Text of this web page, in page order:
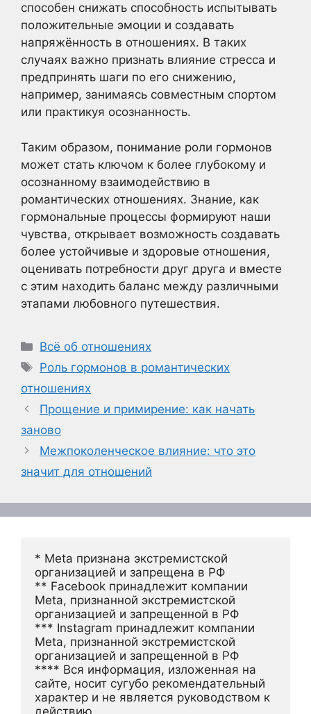
способен снижать способность испытывать
положительные эмоции и создавать
напряжённость в отношениях. В таких
случаях важно признать влияние стресса и
предпринять шаги по его снижению,
например, занимаясь совместным спортом
или практикуя осознанность.
Таким образом, понимание роли гормонов
может стать ключом к более глубокому и
осознанному взаимодействию в
романтических отношениях. Знание, как
гормональные процессы формируют наши
чувства, открывает возможность создавать
более устойчивые и здоровые отношения,
оценивать потребности друг друга и вместе
с этим находить баланс между различными
этапами любовного путешествия.
Рубрики
Всё об отношениях
Метки
Роль гормонов в романтических
отношениях
Прощение и примирение: как начать
заново
Межпоколенческое влияние: что это
значит для отношений
* Meta признана экстремистской
организацией и запрещена в РФ
** Facebook принадлежит компании
Meta, признанной экстремистской
организацией и запрещенной в РФ
*** Instagram принадлежит компании
Meta, признанной экстремистской
организацией и запрещенной в РФ
**** Вся информация, изложенная на
сайте, носит сугубо рекомендательный
характер и не является руководством к
действию.